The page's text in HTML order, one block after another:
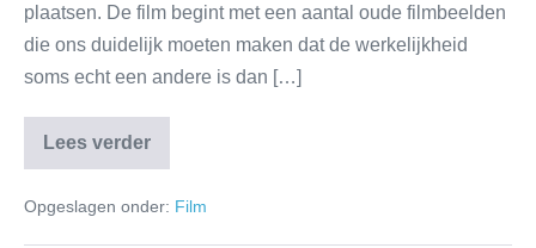
plaatsen. De film begint met een aantal oude filmbeelden
die ons duidelijk moeten maken dat de werkelijkheid
soms echt een andere is dan […]
Lees verder
Opgeslagen onder: Film